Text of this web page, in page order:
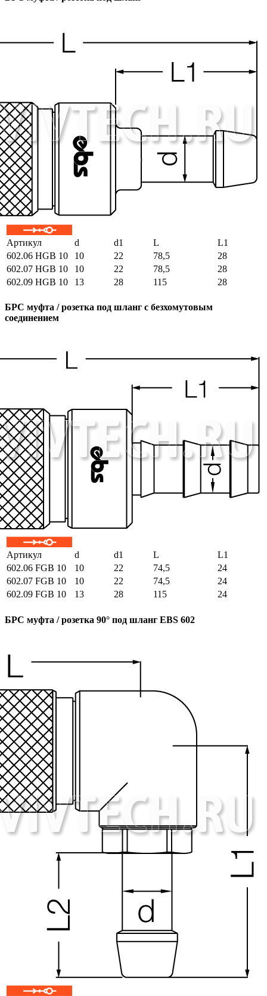
Артикул d d1 L
L1
602.06 HGB 10
10 22 78,5
28
602.07 HGB 10
10 22 78,5
28
602.09 HGB 10
13 28 115 28
БРС муфта / розетка под шланг c безхомутовым
соединением
Артикул d d1 L
L1
602.06 FGB 10
10 22 74,5
24
602.07 FGB 10
10 22 74,5
24
602.09 FGB 10
13 28 115 24
БРС муфта / розетка 90° под шланг EBS 602